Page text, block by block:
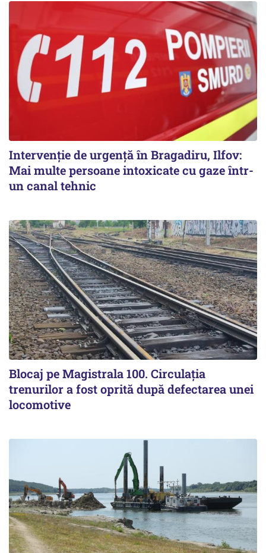
Intervenție de urgență în Bragadiru, Ilfov:
Mai multe persoane intoxicate cu gaze într-
un canal tehnic
Blocaj pe Magistrala 100. Circulația
trenurilor a fost oprită după defectarea unei
locomotive